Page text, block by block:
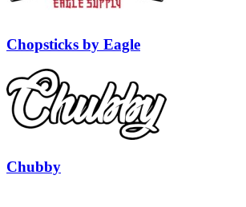
Chopsticks by Eagle
Chubby